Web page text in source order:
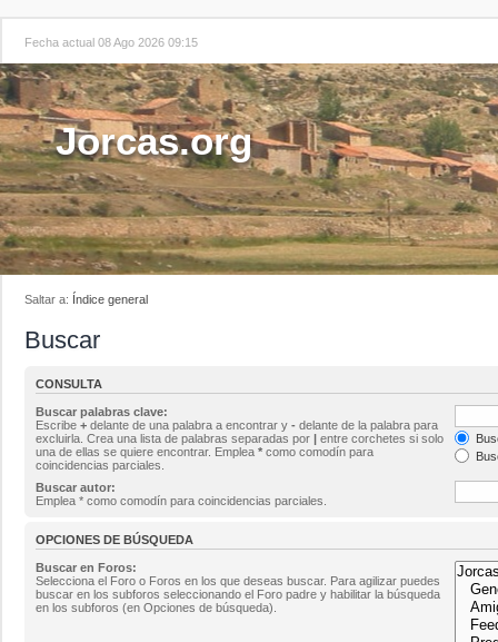
Fecha actual 08 Ago 2026 09:15
Jorcas.org
Saltar a: Índice general
Buscar
CONSULTA
Buscar palabras clave:
Escribe + delante de una palabra a encontrar y - delante de la palabra para
excluirla. Crea una lista de palabras separadas por | entre corchetes si solo
una de ellas se quiere encontrar. Emplea * como comodín para
coincidencias parciales.
Buscar autor:
Emplea * como comodín para coincidencias parciales.
OPCIONES DE BÚSQUEDA
Buscar en Foros:
Selecciona el Foro o Foros en los que deseas buscar. Para agilizar puedes
buscar en los subforos seleccionando el Foro padre y habilitar la búsqueda
en los subforos (en Opciones de búsqueda).